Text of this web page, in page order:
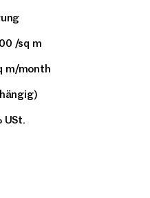
/sq m
m/month
USt.